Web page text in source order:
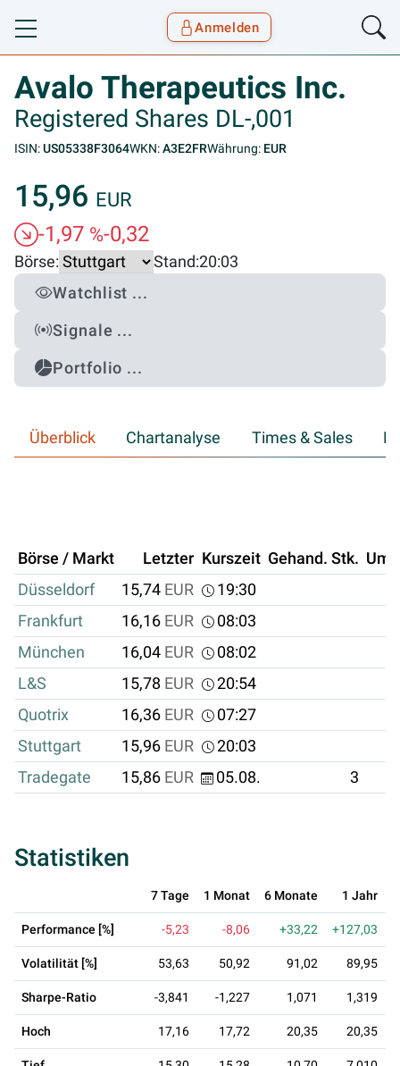
Toggle navigation
Anmelden
Avalo Therapeutics Inc.
Registered Shares DL-,001
ISIN:US05338F3064WKN:A3E2FRWährung: EUR
15,96 EUR
-1,97 %-0,32
Börse: Stand:20:03
Watchlist ...
Signale ...
Portfolio ...
Überblick Chartanalyse Times & Sales
Börse / Markt Letzter Kurszeit Gehand. Stk.
Düsseldorf
15,74 EUR
19:30
Frankfurt
16,16 EUR
08:03
München
16,04 EUR
08:02
L&S
15,78 EUR
20:54
Quotrix
16,36 EUR
07:27
Stuttgart
15,96 EUR
20:03
Tradegate
15,86 EUR 05.08. 3
Statistiken
7 Tage 1 Monat 6 Monate 1 Jahr
Performance [%] -5,23 -8,06 +33,22 +127,03
Volatilität [%] 53,63 50,92 91,02 89,95
Sharpe-Ratio -3,841 -1,227 1,071 1,319
Hoch 17,16 17,72 20,35 20,35